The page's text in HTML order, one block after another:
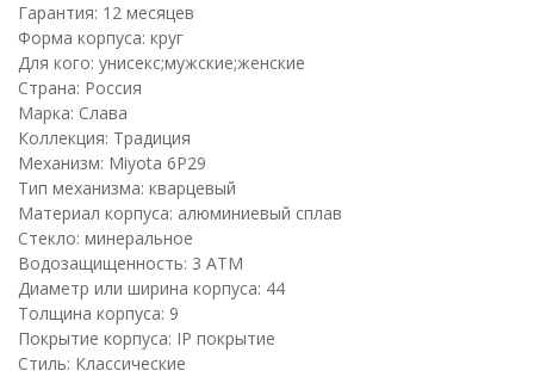
Гарантия: 12 месяцев
Форма корпуса: круг
Для кого: унисекс;мужские;женские
Страна: Россия
Марка: Слава
Коллекция: Традиция
Механизм: Miyota 6P29
Тип механизма: кварцевый
Материал корпуса: алюминиевый сплав
Стекло: минеральное
Водозащищенность: 3 ATM
Диаметр или ширина корпуса: 44
Толщина корпуса: 9
Покрытие корпуса: IP покрытие
Стиль: Классические